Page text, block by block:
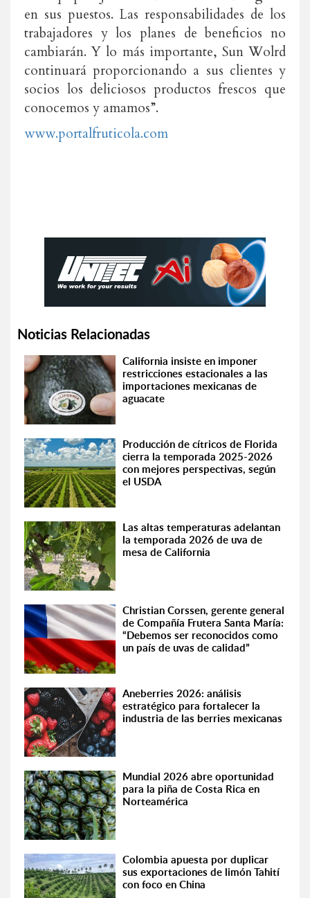
en sus puestos. Las responsabilidades de los
trabajadores y los planes de beneficios no
cambiarán. Y lo más importante, Sun Wolrd
continuará proporcionando a sus clientes y
socios los deliciosos productos frescos que
conocemos y amamos”.
www.portalfruticola.com
Noticias Relacionadas
California insiste en imponer
restricciones estacionales a las
importaciones mexicanas de
aguacate
Producción de cítricos de Florida
cierra la temporada 2025-2026
con mejores perspectivas, según
el USDA
Las altas temperaturas adelantan
la temporada 2026 de uva de
mesa de California
Christian Corssen, gerente general
de Compañía Frutera Santa María:
“Debemos ser reconocidos como
un país de uvas de calidad”
Aneberries 2026: análisis
estratégico para fortalecer la
industria de las berries mexicanas
Mundial 2026 abre oportunidad
para la piña de Costa Rica en
Norteamérica
Colombia apuesta por duplicar
sus exportaciones de limón Tahití
con foco en China